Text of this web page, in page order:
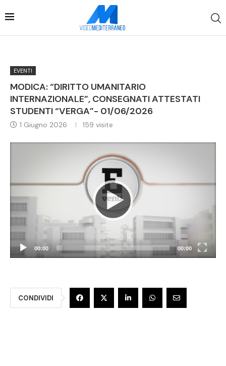
EVENTI
MODICA: “DIRITTO UMANITARIO
INTERNAZIONALE”, CONSEGNATI ATTESTATI
STUDENTI “VERGA”- 01/06/2026
1 Giugno 2026 159 visite
Player
00:00 00:00
CONDIVIDI